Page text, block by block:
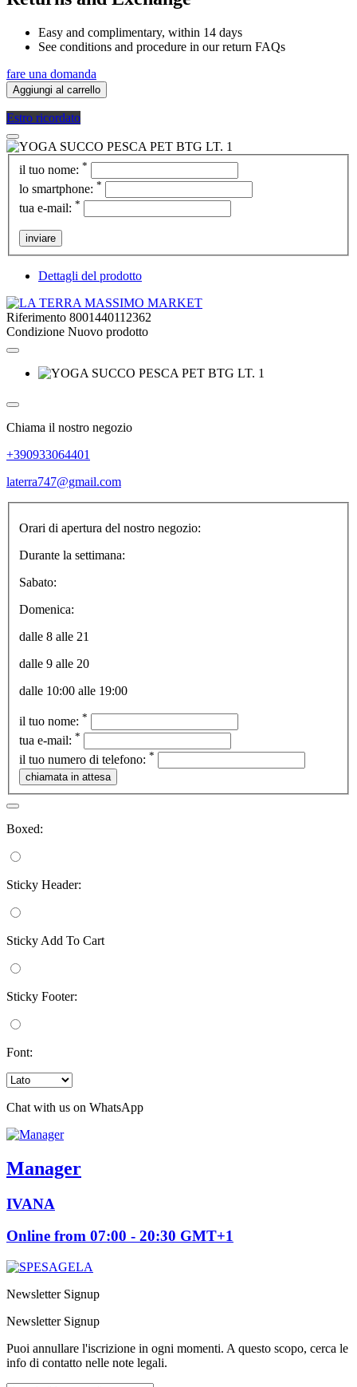
Easy and complimentary, within 14 days
See conditions and procedure in our return FAQs
fare una domanda
Aggiungi al carrello
Estro ricordato
il tuo nome: *
lo smartphone: *
tua e-mail: *
inviare
Dettagli del prodotto
Riferimento 8001440112362
Condizione Nuovo prodotto
Chiama il nostro negozio
+390933064401
laterra747@gmail.com
Orari di apertura del nostro negozio:
Durante la settimana:
Sabato:
Domenica:
dalle 8 alle 21
dalle 9 alle 20
dalle 10:00 alle 19:00
il tuo nome: *
tua e-mail: *
il tuo numero di telefono: *
Boxed:
Sticky Header:
Sticky Add To Cart
Sticky Footer:
Font:
Chat with us on WhatsApp
Manager
IVANA
Online from 07:00 - 20:30 GMT+1
Newsletter Signup
Newsletter Signup
Puoi annullare l'iscrizione in ogni momenti. A questo scopo, cerca le
info di contatto nelle note legali.